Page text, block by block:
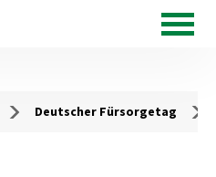
Deutscher Fürsorgetag